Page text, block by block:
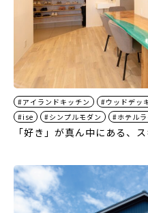
#アイランドキッチン #ウッドデッ
#ise
#シンプルモダン #ホテルラ
「好き」が真ん中にある、